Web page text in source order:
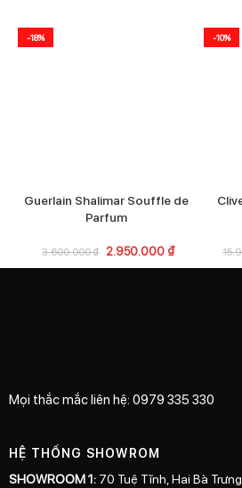
-18%
Guerlain Shalimar Souffle de
Parfum
3.600.000₫ 2.950.000 ₫
-10%
Mọi thắc mắc liên hệ: 0979 335 330
HỆ THỐNG SHOWROM
SHOWROOM 1: 70 Tuệ Tĩnh, Hai Bà